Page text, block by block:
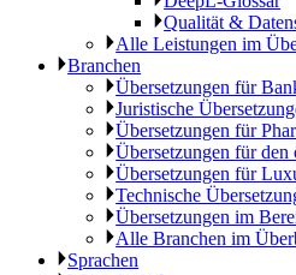
Qualität &
Alle Leistungen im
Branchen
Übersetzungen für
Juristische
Übersetzungen für
Übersetzungen für
Übersetzungen für
Technische
Übersetzungen im
Alle Branchen im
Sprachen